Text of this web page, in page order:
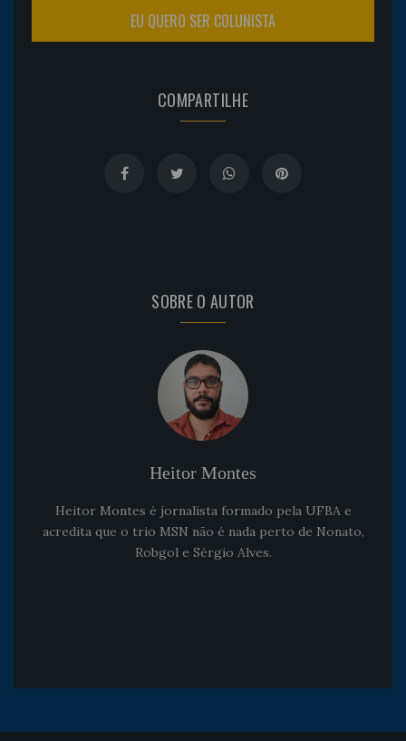
EU QUERO SER COLUNISTA
COMPARTILHE
SOBRE O AUTOR
Heitor Montes
Heitor Montes é jornalista formado pela UFBA e
acredita que o trio MSN não é nada perto de Nonato,
Robgol e Sérgio Alves.